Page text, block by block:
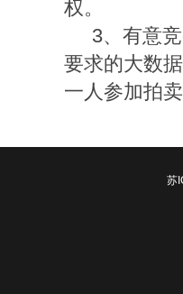
权。
3、有意
要求的大数
一人参加拍
苏